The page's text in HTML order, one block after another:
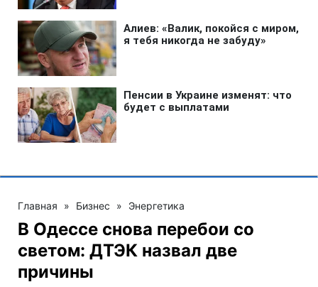
Главная » Бизнес » Энергетика
В Одессе снова перебои со
светом: ДТЭК назвал две
причины